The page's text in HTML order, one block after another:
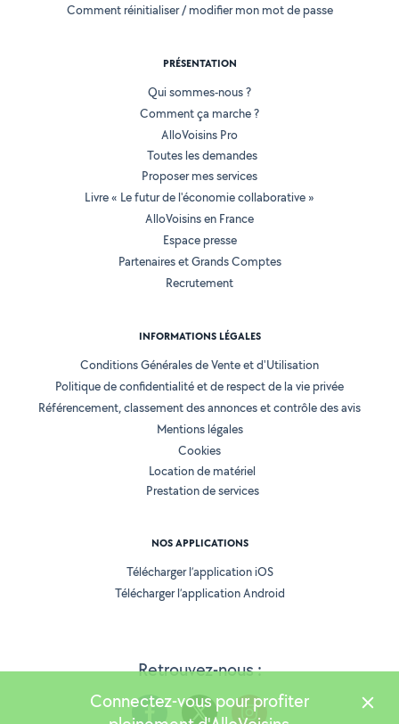
Retrouvez-nous :
Comment réinitialiser / modifier mon mot de passe
PRÉSENTATION
Qui sommes-nous ?
Comment ça marche ?
AlloVoisins Pro
Toutes les demandes
Proposer mes services
Livre « Le futur de l'économie collaborative »
AlloVoisins en France
Espace presse
Partenaires et Grands Comptes
Recrutement
INFORMATIONS LÉGALES
Conditions Générales de Vente et d'Utilisation
Politique de confidentialité et de respect de la vie privée
Référencement, classement des annonces et contrôle des avis
Mentions légales
Cookies
Location de matériel
Prestation de services
NOS APPLICATIONS
Télécharger l’application iOS
Télécharger l’application Android
Connectez-vous pour profiter